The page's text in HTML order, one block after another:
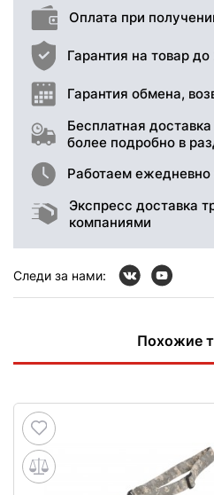
Оплата при
Гарантия на товар
Гарантия обмена,
Бесплатная
более подробно в
Работаем ежедневно
Экспресс доставка
компаниями
Следи за нами:
Похожие